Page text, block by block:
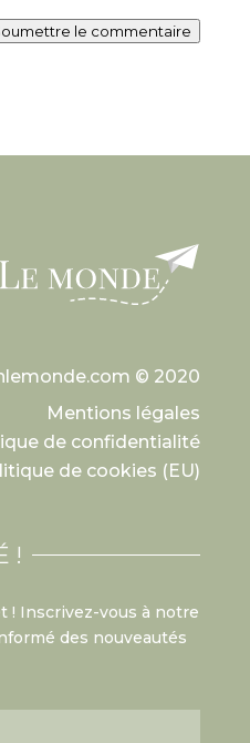
le commentaire
© 2020
Mentions légales
de confidentialité
de cookies (EU)
!
! Inscrivez-vous à notre
des nouveautés